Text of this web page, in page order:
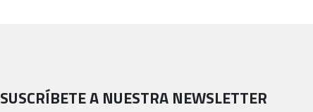
SUSCRÍBETE A NUESTRA NEWSLETTER